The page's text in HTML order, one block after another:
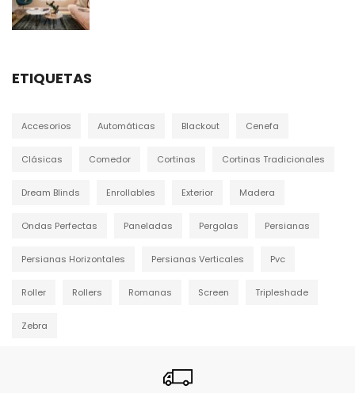
ETIQUETAS
Accesorios Automáticas Blackout Cenefa
Clásicas Comedor Cortinas Cortinas Tradicionales
Dream Blinds Enrollables Exterior Madera
Ondas Perfectas Paneladas Pergolas Persianas
Persianas Horizontales Persianas Verticales Pvc
Roller Rollers Romanas Screen Tripleshade
Zebra